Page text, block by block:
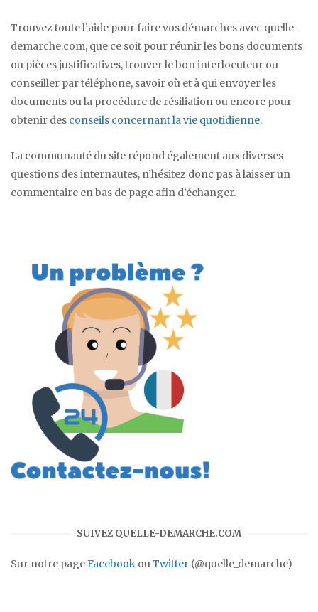
Trouvez toute l’aide pour faire vos démarches avec quelle-
demarche.com, que ce soit pour réunir les bons documents
ou pièces justificatives, trouver le bon interlocuteur ou
conseiller par téléphone, savoir où et à qui envoyer les
documents ou la procédure de résiliation ou encore pour
obtenir des conseils concernant la vie quotidienne.
La communauté du site répond également aux diverses
questions des internautes, n’hésitez donc pas à laisser un
commentaire en bas de page afin d’échanger.
SUIVEZ QUELLE-DEMARCHE.COM
Sur notre pageFacebook ouTwitter (@quelle_demarche)